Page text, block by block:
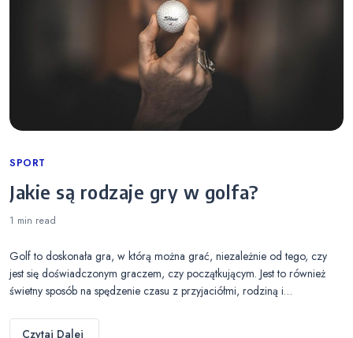
Categories
SPORT
Jakie są rodzaje gry w golfa?
1 min read
Golf to doskonała gra, w którą można grać, niezależnie od tego, czy
jest się doświadczonym graczem, czy początkującym. Jest to również
świetny sposób na spędzenie czasu z przyjaciółmi, rodziną i…
Czytaj Dalej